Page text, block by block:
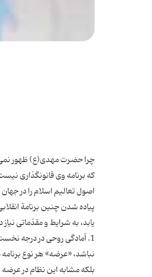
چرا حضرت مهدی(ع) ظهور
كه برنامه وی قانونگذاری
اصول تعالیم اسلام را در
پیاده شدن چنین برنامة
یابد، به شرایط و مقدّماتی
1. آمادگی روحی در درجه
نباشد، «عرضه» هر نوع
بلكه مشابه این نظام در